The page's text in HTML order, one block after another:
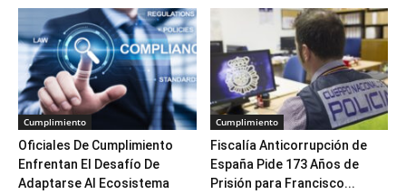
Cumplimiento
Oficiales De Cumplimiento
Enfrentan El Desafío De
Adaptarse Al Ecosistema
Cumplimiento
Fiscalía Anticorrupción de
España Pide 173 Años de
Prisión para Francisco...